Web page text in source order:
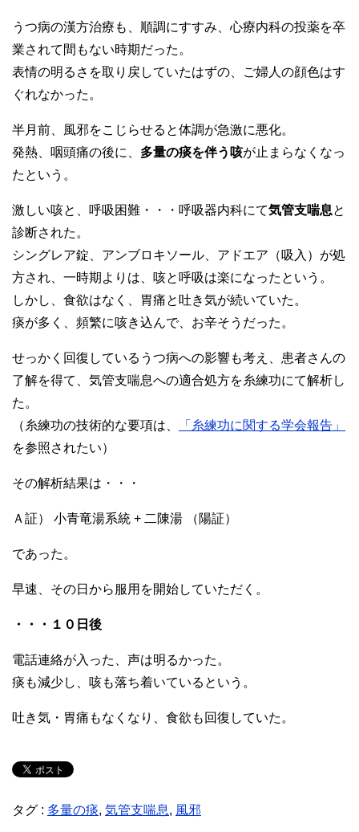
うつ病の漢方治療も、順調にすすみ、心療内科の投薬を卒
業されて間もない時期だった。
表情の明るさを取り戻していたはずの、ご婦人の顔色はす
ぐれなかった。
半月前、風邪をこじらせると体調が急激に悪化。
発熱、咽頭痛の後に、 多量の痰を伴う咳が止まらなくなっ
たという。
激しい咳と、呼吸困難・・・呼吸器内科にて気管支喘息と
診断された。
シングレア錠、アンブロキソール、アドエア（吸入）が処
方され、一時期よりは、咳と呼吸は楽になったという。
しかし、食欲はなく、胃痛と吐き気が続いていた。
痰が多く、頻繁に咳き込んで、お辛そうだった。
せっかく回復しているうつ病への影響も考え、患者さんの
了解を得て、気管支喘息への適合処方を糸練功にて解析し
た。
（糸練功の技術的な要項は、
「糸練功に関する学会報告」
を参照されたい）
その解析結果は・・・
Ａ証） 小青竜湯系統 + 二陳湯 （陽証）
であった。
早速、その日から服用を開始していただく。
・・・１０日後
電話連絡が入った、声は明るかった。
痰も減少し、咳も落ち着いているという。
吐き気・胃痛もなくなり、食欲も回復していた。
タグ : 多量の痰, 気管支喘息, 風邪